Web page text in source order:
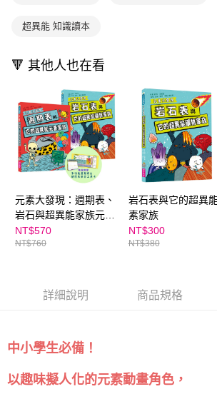
2.基於同意付款使用「大哥付你分期」之契約關係目
資料（包含姓名、電話或地址）提供予台灣大哥大進
3.完整用戶服務條款，請詳閱以下連結：
超異能 知識讀本
🔻 其他人也在看
元素大發現：週期表、
岩石與超異能家族元素
圖鑑（共2書）
NT$570
NT$760
岩石表與它的超異
素家族
NT$300
NT$380
詳細說明 商品規格
中小學生必備！
以趣味擬人化的元素動畫角色，